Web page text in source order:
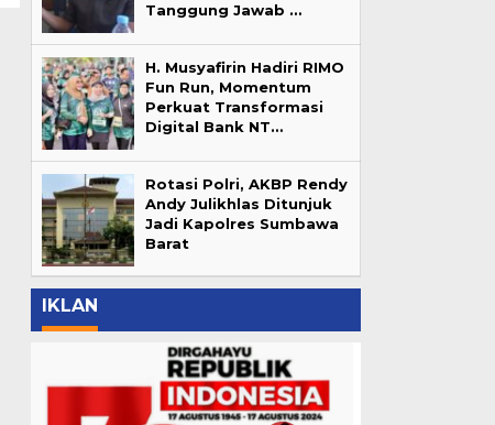
Tanggung Jawab …
H. Musyafirin Hadiri RIMO
Fun Run, Momentum
Perkuat Transformasi
Digital Bank NT…
Rotasi Polri, AKBP Rendy
Andy Julikhlas Ditunjuk
Jadi Kapolres Sumbawa
Barat
IKLAN